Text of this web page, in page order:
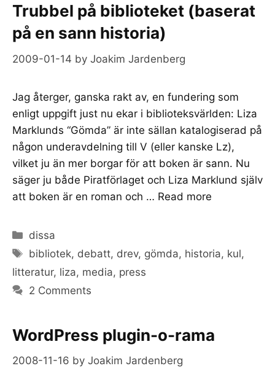
Trubbel på biblioteket (baserat
på en sann historia)
2009-01-14 by Joakim Jardenberg
Jag återger, ganska rakt av, en fundering som
enligt uppgift just nu ekar i biblioteksvärlden: Liza
Marklunds “Gömda” är inte sällan katalogiserad på
någon underavdelning till V (eller kanske Lz),
vilket ju än mer borgar för att boken är sann. Nu
säger ju både Piratförlaget och Liza Marklund själv
att boken är en roman och … Read more
Categories
dissa
Tags
bibliotek, debatt, drev, gömda, historia, kul,
litteratur, liza, media, press
2 Comments
WordPress plugin-o-rama
2008-11-16 by Joakim Jardenberg